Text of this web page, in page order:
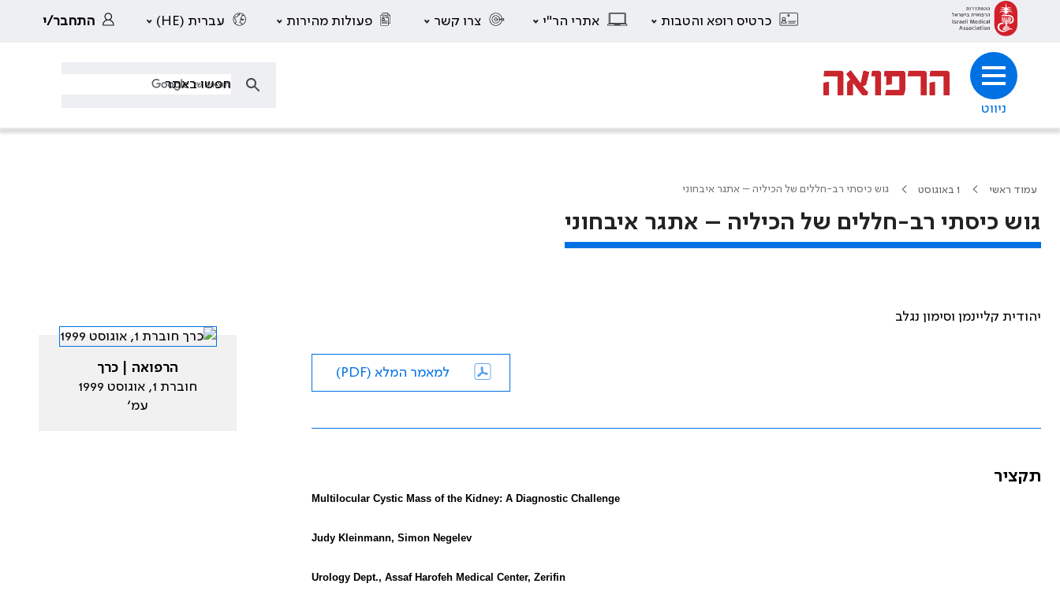
כרטיס רופא והטבות אתרי הר"י צרו קשר פעולות מהירות עברית (HE) התחבר/י
ניווט
עמוד ראשי 1 באוגוסט גוש כיסתי רב-חללים של הכיליה – אתגר איבחוני
גוש כיסתי רב-חללים של הכיליה – אתגר איבחוני
יהודית קליינמן וסימון נגלב
למאמר המלא (PDF)
תקציר
Multilocular Cystic Mass of the Kidney: A Diagnostic Challenge
Judy Kleinmann, Simon Negelev
Urology Dept., Assaf Harofeh Medical Center, Zerifin
הרפואה | כרך
חוברת 1, אוגוסט 1999
עמ׳